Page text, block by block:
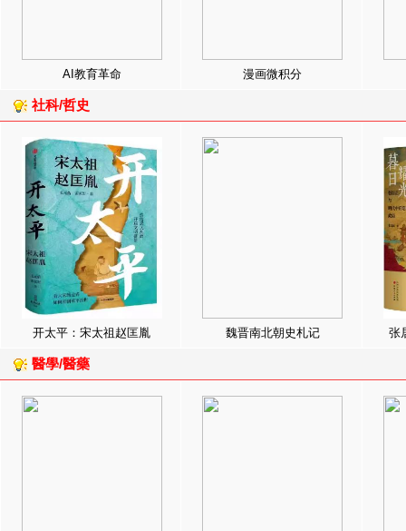
AI教育革命 漫画微积分
社科/哲史
开太平：宋太祖赵匡胤 魏晋南北朝史札记 张
醫學/醫藥